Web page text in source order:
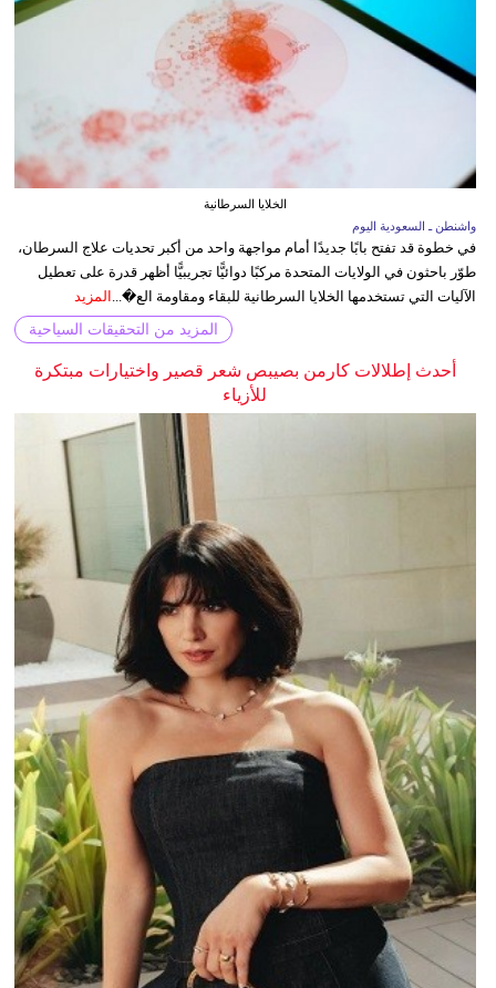
الخلايا السرطانية
واشنطن ـ السعودية اليوم
في خطوة قد تفتح بابًا جديدًا أمام مواجهة واحد من أكبر تحديات علاج السرطان،
طوّر باحثون في الولايات المتحدة مركبًا دوائيًّا تجريبيًّا أظهر قدرة على تعطيل
الآليات التي تستخدمها الخلايا السرطانية للبقاء ومقاومة الع�... المزيد
المزيد من التحقيقات السياحية
أحدث إطلالات كارمن بصيبص شعر قصير واختيارات مبتكرة
للأزياء